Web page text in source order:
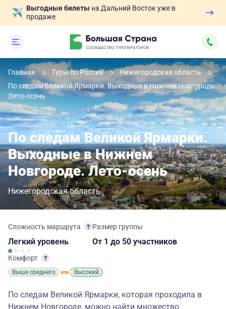
Выгодные билеты на Дальний Восток уже в
продаже
Главная Туры по России
Нижегородская область
По следам Великой Ярмарки. Выходные в Нижнем Новгороде.
Лето-осень
По следам Великой Ярмарки.
Выходные в Нижнем
Новгороде. Лето-осень
Нижегородская область
Сложность маршрута
Легкий уровень
Комфорт
Выше среднего Высокий
Размер группы
От 1 до 50 участников
По следам Великой Ярмарки, которая проходила в
Нижнем Новгороде, можно найти множество